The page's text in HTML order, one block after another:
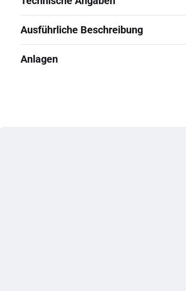
Ausführliche Beschreibung
Anlagen